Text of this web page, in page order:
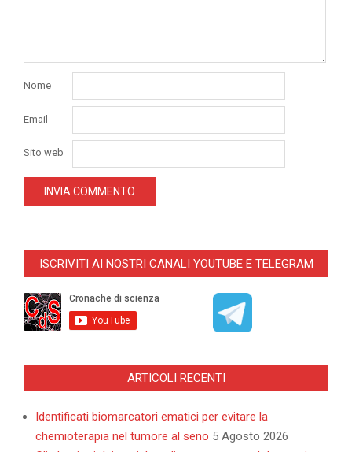
Nome
Email
Sito web
ISCRIVITI AI NOSTRI CANALI YOUTUBE E TELEGRAM
ARTICOLI RECENTI
Identificati biomarcatori ematici per evitare la
chemioterapia nel tumore al seno 5 Agosto 2026